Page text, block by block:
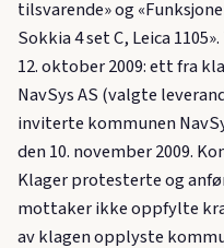
tilsvarende» og
Sokkia 4 set C, Leica
12. oktober 2009: ett fra
NavSys AS (valgte
inviterte kommunen
den 10. november 2009.
Klager protesterte og
mottaker ikke oppfylte
av klagen opplyste